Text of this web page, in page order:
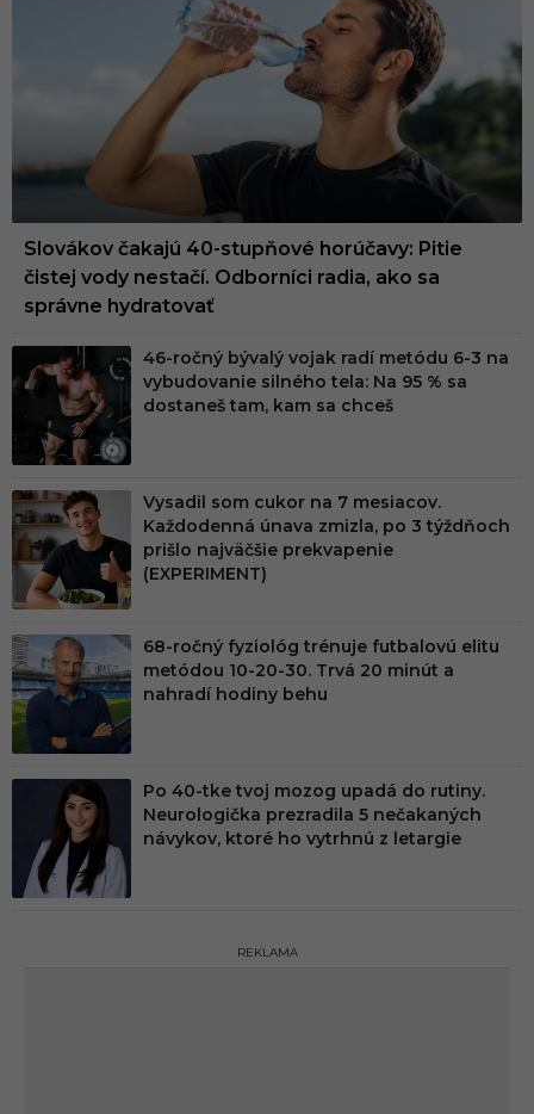
Slovákov čakajú 40-stupňové horúčavy: Pitie
čistej vody nestačí. Odborníci radia, ako sa
správne hydratovať
46-ročný bývalý vojak radí metódu 6-3 na
vybudovanie silného tela: Na 95 % sa
dostaneš tam, kam sa chceš
Vysadil som cukor na 7 mesiacov.
Každodenná únava zmizla, po 3 týždňoch
prišlo najväčšie prekvapenie
(EXPERIMENT)
68-ročný fyziológ trénuje futbalovú elitu
metódou 10-20-30. Trvá 20 minút a
nahradí hodiny behu
Po 40-tke tvoj mozog upadá do rutiny.
Neurologička prezradila 5 nečakaných
návykov, ktoré ho vytrhnú z letargie
REKLAMA